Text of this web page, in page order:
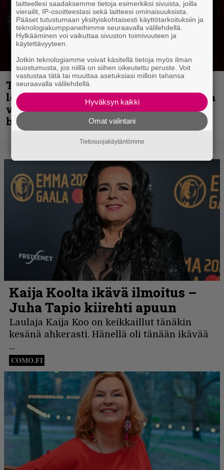
Thrash ’n’ roll -yhtye Madred ryydittää
levyjulkaisua keikkareissulla kuvatulla
videolla – ”Oltiin pakussa kusihädässä
helvetin väsyneenä…”
laitteellesi saadaksemme tietoja esimerkiksi sivuista, joilla
vierailit, IP-osoitteestasi sekä laitteesi ominaisuuksista.
Pääset tutustumaan yksityiskohtaisesti käyttötarkoituksiin ja
teknologiakumppaneihimme seuraavalla välilehdellä.
Hylkääminen voi vaikuttaa sivuston toimivuuteen ja
käytettävyyteen.
Jotkin teknologiamme voivat käsitellä tietoja myös ilman
suostumusta, jos niillä on siihen oikeutettu peruste. Voit
vastustaa tätä tai muuttaa asetuksiasi milloin tahansa
seuraavalla välilehdellä.
Hyväksyn kaikki
Omat valintani
Tietosuojakäytäntömme